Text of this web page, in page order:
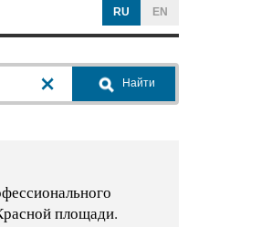
RU EN
Найти
площади.